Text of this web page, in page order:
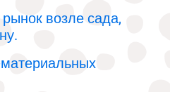
возле сада,